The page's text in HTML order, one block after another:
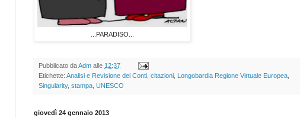
...PARADISO...
Pubblicato daAdm alle 12:37
Etichette: Analisi e Revisione dei Conti citazioni Longobardia Regione Virtuale Europea
Singularity, stampa UNESCO
giovedì 24 gennaio 2013